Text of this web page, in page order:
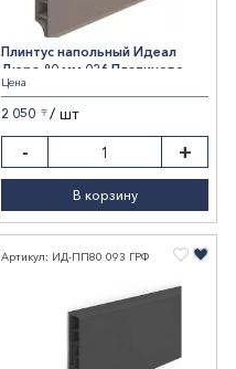
Плинтус напольный Идеал
Дюра 80 мм 036 Платиново-
серый, 2,2 м
Цена
2 050 〒 / шт
- +
В корзину
Артикул: ИД-ПП80 093 ГРФ